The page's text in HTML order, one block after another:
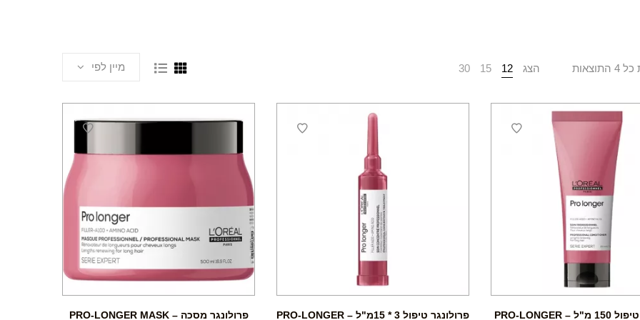
הצג 12
15
30 מיין לפי
פרולונגר טיפול 150 מ"ל – PRO-LONGER פרולונגר טיפול 3 * 15מ"ל – PRO-LONGER פרולונגר מסכה – PRO-LONGER MASK